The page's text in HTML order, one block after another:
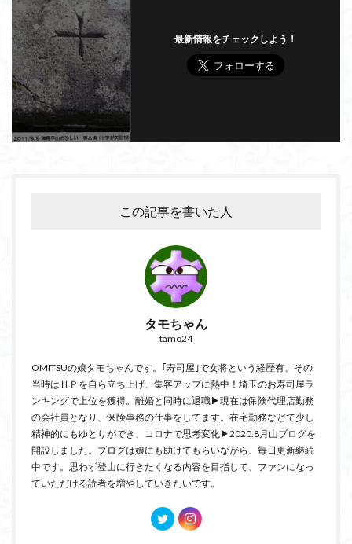
最新情報をチェックしよう！
この記事を書いた人
タモちゃん
tamo24
OMITSUの娘タモちゃんです。｢寿司屋｣で女将という経歴有、その
当時はＨＰを自ら立ち上げ、集客アップに熱中！埼玉のお寿司屋ラ
ンキングで上位を獲得。離婚と同時に退職▶現在は保険代理店勤務
の会社員となり、保険事務の仕事をしてます。在宅勤務などで少し
精神的にもゆとりができ、コロナで思考変化▶2020.8月山ブログを
開設しました。ブログは娘にも助けてもらいながら、毎日更新継続
中です。思わず登山に行きたくなる内容を目指して、ファンになっ
ていただける読者を増やしていきたいです。